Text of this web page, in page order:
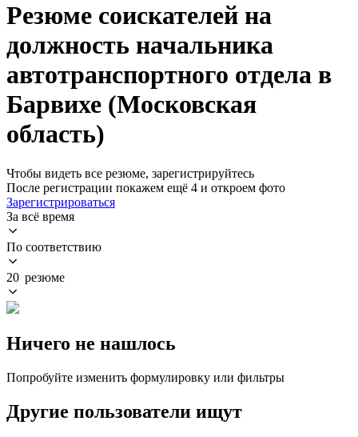
Резюме соискателей на
должность начальника
автотранспортного отдела в
Барвихе (Московская
область)
Чтобы видеть все резюме, зарегистрируйтесь
После регистрации покажем ещё 4 и откроем фото
Зарегистрироваться
За всё время
По соответствию
20 резюме
Ничего не нашлось
Попробуйте изменить формулировку или фильтры
Другие пользователи ищут